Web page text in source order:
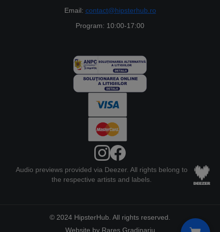
Email: contact@hipsterhub.ro
Program: 10:00-17:00
Audio previews provided via Deezer. All rights belong to
the respective artists and labels.
© 2024 HipsterHub. All rights reserved.
Website by Rares Gradinariu